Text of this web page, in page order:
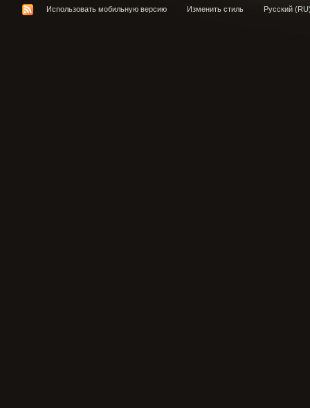
Использовать мобильную версию Изменить стиль Русский